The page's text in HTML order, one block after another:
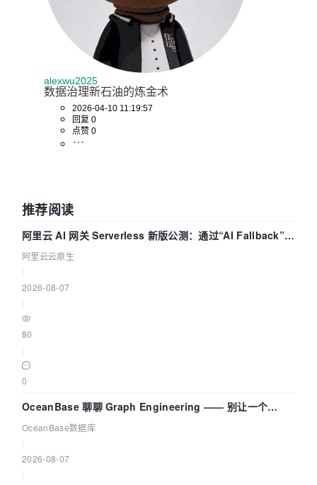
alexwu2025
数据治理新石油的炼金术
2026-04-10 11:19:57
回复 0
点赞 0
推荐阅读
阿里云 AI 网关 Serverless 新版公测：通过“AI Fallback”与
拓扑可视化构建 AI 流量治理底座
阿里云云原生
2026-08-07
80
0
OceanBase 聊聊 Graph Engineering —— 别让一个
Agent 既当运动员又
OceanBase数据库
2026-08-07